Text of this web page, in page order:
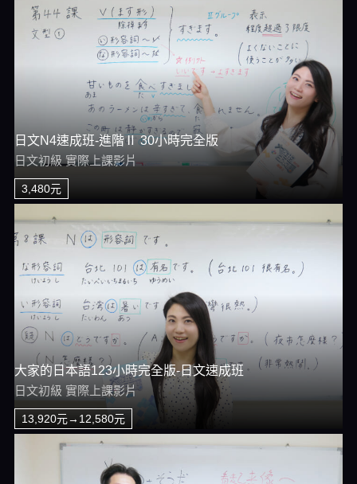
日文N4速成班-進階Ⅱ 30小時完全版
日文初級 實際上課影片
3,480元
大家的日本語123小時完全版-日文速成班
日文初級 實際上課影片
13,920元→12,580元